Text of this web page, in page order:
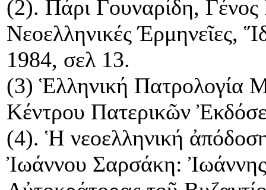
(2). Πάρι Γουναρίδη, Γένος
Νεοελληνικές Έρμηνεῖες,
1984, σελ 13.
(3) Ἑλληνική Πατρολογία
Κέντρου Πατερικῶν
(4). Ἡ νεοελληνική
Ἰωάννου Σαρσάκη: